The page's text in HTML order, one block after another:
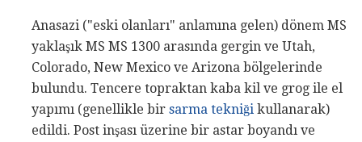
Anasazi ("eski olanları" anlamına gelen) dönem MS
yaklaşık MS MS 1300 arasında gergin ve Utah,
Colorado, New Mexico ve Arizona bölgelerinde
bulundu. Tencere topraktan kaba kil ve grog ile el
yapımı (genellikle bir sarma tekniği kullanarak)
edildi. Post inşası üzerine bir astar boyandı ve